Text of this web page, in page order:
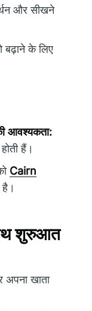
और सीखने
बढ़ाने के लिए
आवश्यकता:
हैं।
Cairn
शुरुआत
अपना खाता